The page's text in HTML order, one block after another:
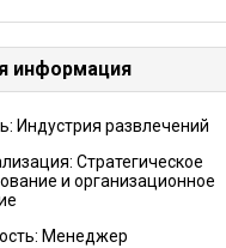
информация
Индустрия развлечений
Стратегическое
и организационное
Менеджер